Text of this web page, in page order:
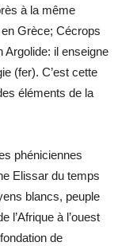
à la même
Grèce; Cécrops
Argolide: il enseigne
(fer). C’est cette
éléments de la
phéniciennes
Elissar du temps
blancs, peuple
l’Afrique à l’ouest
de